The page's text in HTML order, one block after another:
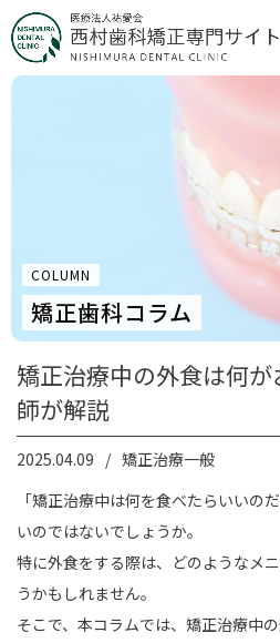
COLUMN
矯正歯科コラム
矯正治療中の外食は何
師が解説
2025.04.09
矯正治療一般
「矯正治療中は何を食べたらいいの
いのではないでしょうか。
特に外食をする際は、どのようなメ
うかもしれません。
そこで、本コラムでは、矯正治療中